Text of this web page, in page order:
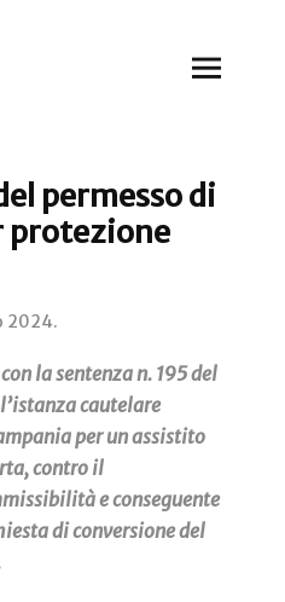
permesso di
protezione
2024.
la sentenza n. 195 del
cautelare
per un assistito
contro il
e conseguente
di conversione del